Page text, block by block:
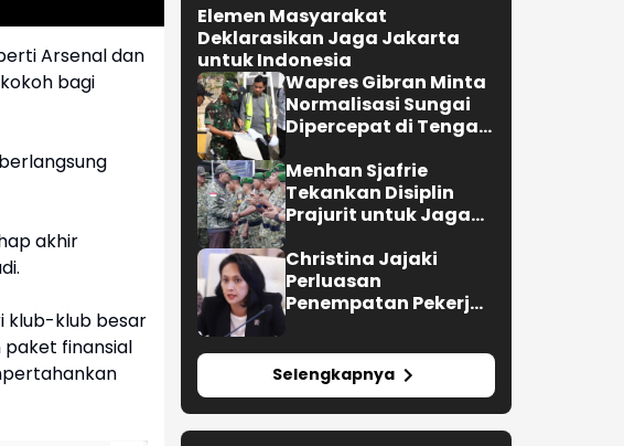
Arsenal dan
bagi
akhir
klub-klub besar
finansial
Elemen Masyarakat
Deklarasikan Jaga Jakarta
untuk Indonesia
Wapres Gibran Minta
Normalisasi Sungai
Dipercepat di Tengah
Pascabencana
Menhan Sjafrie
Tekankan Disiplin
Prajurit untuk Jaga
Christina Jajaki
Perluasan
Penempatan Pekerja
Selengkapnya